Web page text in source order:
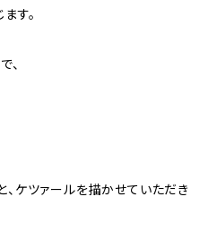
す。
、
、ケツァールを描かせていただき